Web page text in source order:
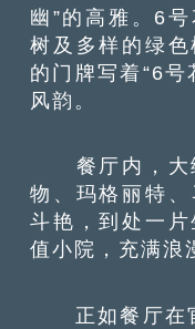
幽”的高雅。6
树及多样的绿
的门牌写着“6
风韵。
餐厅内，大
物、玛格丽特
斗艳，到处一
值小院，充满浪
正如餐厅在官